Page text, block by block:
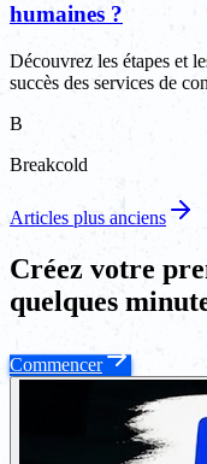
humaines ?
Découvrez les étapes et
succès des services de
B
Breakcold
Articles plus anciens
Créez votre
quelques
Commencer